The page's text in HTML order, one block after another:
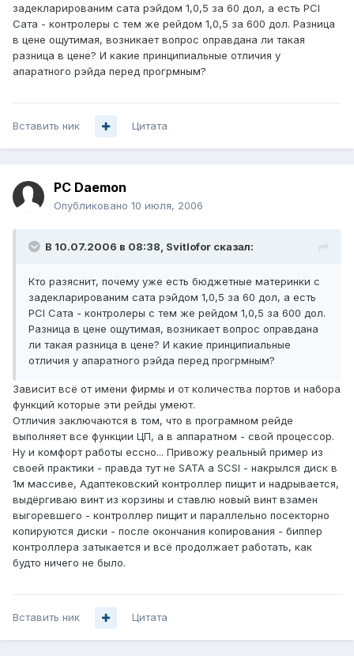
задекларированим сата рэйдом 1,0,5 за 60 дол, а есть PCI
Сата - контролеры с тем же рейдом 1,0,5 за 600 дол. Разница
в цене ощутимая, возникает вопрос оправдана ли такая
разница в цене? И какие принципиальные отличия у
апаратного рэйда перед прогрмным?
Вставить ник Цитата
PC Daemon
Опубликовано 10 июля, 2006
В 10.07.2006 в 08:38, Svitlofor сказал:
Кто разяснит, почему уже есть бюджетные материнки с
задекларированим сата рэйдом 1,0,5 за 60 дол, а есть
PCI Сата - контролеры с тем же рейдом 1,0,5 за 600 дол.
Разница в цене ощутимая, возникает вопрос оправдана
ли такая разница в цене? И какие принципиальные
отличия у апаратного рэйда перед прогрмным?
Зависит всё от имени фирмы и от количества портов и набора
функций которые эти рейды умеют.
Отличия заключаются в том, что в програмном рейде
выполняет все функции ЦП, а в аппаратном - свой процессор.
Ну и комфорт работы ессно... Привожу реальный пример из
своей практики - правда тут не SATA а SCSI - накрылся диск в
1м массиве, Адаптековский контроллер пищит и надрывается,
выдёргиваю винт из корзины и ставлю новый винт взамен
выгоревшего - контроллер пищит и параллельно посекторно
копируются диски - после окончания копирования - биппер
контроллера затыкается и всё продолжает работать, как
будто ничего не было.
Вставить ник Цитата